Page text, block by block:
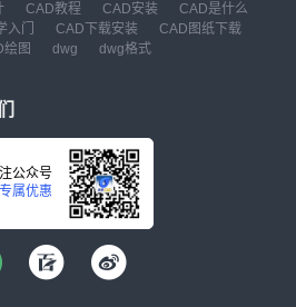
CAD教程 CAD安装
CAD是什么
门 CAD下载安装
CAD图纸下载
绘图 dwg dwg格式
公众号
属优惠